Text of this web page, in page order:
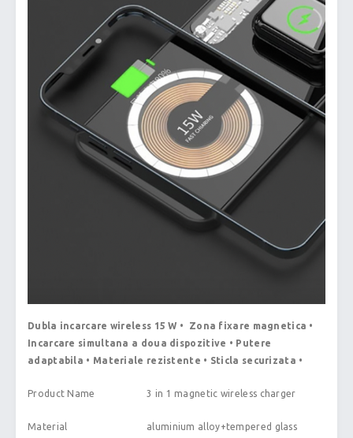
Dubla incarcare wireless 15 W • Zona fixare magnetica •
Incarcare simultana a doua dispozitive • Putere
adaptabila • Materiale rezistente • Sticla securizata •
Product Name 3 in 1 magnetic wireless charger
Material aluminium alloy+tempered glass